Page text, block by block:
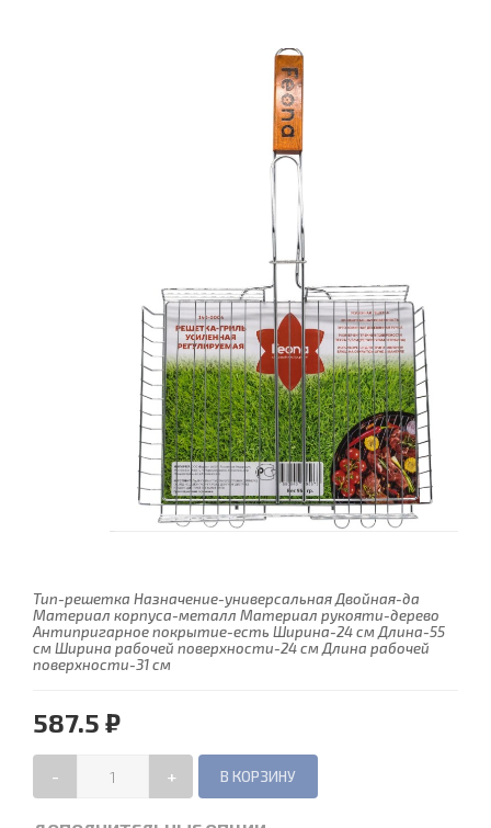
Тип-решетка Назначение-универсальная Двойная-да
Материал корпуса-металл Материал рукояти-дерево
Антипригарное покрытие-есть Ширина-24 см Длина-55
см Ширина рабочей поверхности-24 см Длина рабочей
поверхности-31 см
587.5 ₽
- +